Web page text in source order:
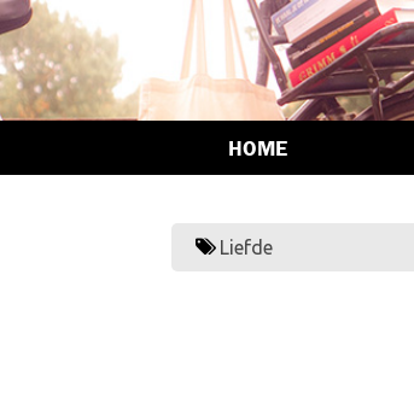
HOME
Liefde